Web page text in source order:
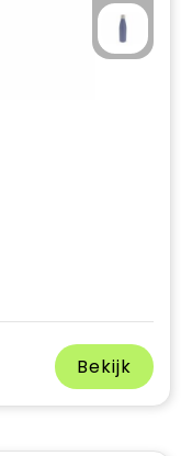
Bekijk